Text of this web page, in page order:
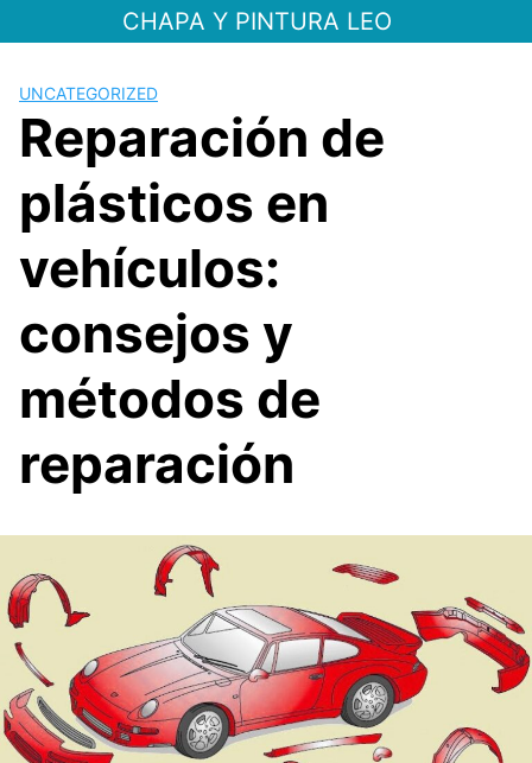
al
CHAPA Y PINTURA LEO
UNCATEGORIZED
Reparación de
plásticos en
vehículos:
consejos y
métodos de
reparación